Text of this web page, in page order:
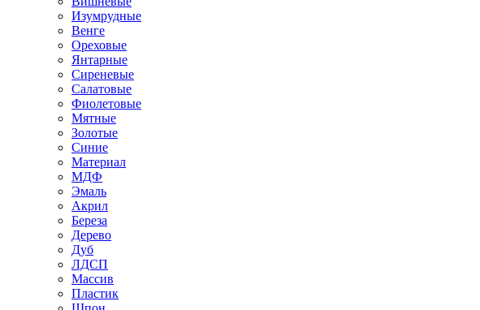
Изумрудные
Венге
Ореховые
Янтарные
Сиреневые
Салатовые
Фиолетовые
Мятные
Золотые
Синие
Материал
МДФ
Эмаль
Акрил
Береза
Дерево
Дуб
ЛДСП
Массив
Пластик